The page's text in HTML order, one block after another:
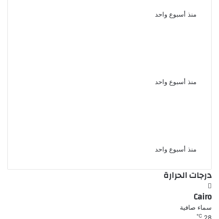
منذ أسبوع واحد
منذ أسبوع واحد
منذ أسبوع واحد
درجات الحرارة
Cairo
سماء صافية
℃